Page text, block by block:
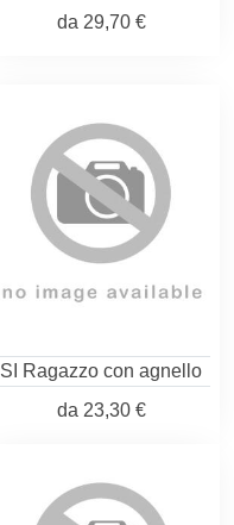
da 29,70 €
SI Ragazzo con agnello
da 23,30 €